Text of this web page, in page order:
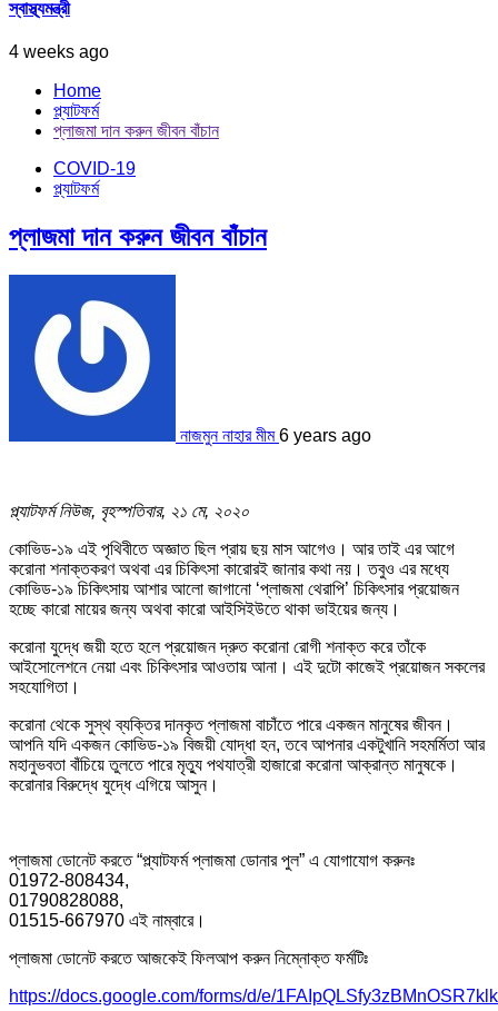
স্বাস্থ্যমন্ত্রী
4 weeks ago
Home
প্ল্যাটফর্ম
প্লাজমা দান করুন জীবন বাঁচান
COVID-19
প্ল্যাটফর্ম
প্লাজমা দান করুন জীবন বাঁচান
নাজমুন নাহার মীম 6 years ago
প্ল্যাটফর্ম নিউজ, বৃহস্পতিবার, ২১ মে, ২০২০
কোভিড-১৯ এই পৃথিবীতে অজ্ঞাত ছিল প্রায় ছয় মাস আগেও। আর তাই এর আগে
করোনা শনাক্তকরণ অথবা এর চিকিৎসা কারোরই জানার কথা নয়। তবুও এর মধ্যে
কোভিড-১৯ চিকিৎসায় আশার আলো জাগানো ‘প্লাজমা থেরাপি’ চিকিৎসার প্রয়োজন
হচ্ছে কারো মায়ের জন্য অথবা কারো আইসিইউতে থাকা ভাইয়ের জন্য।
করোনা যুদ্ধে জয়ী হতে হলে প্রয়োজন দ্রুত করোনা রোগী শনাক্ত করে তাঁকে
আইসোলেশনে নেয়া এবং চিকিৎসার আওতায় আনা। এই দুটো কাজেই প্রয়োজন সকলের
সহযোগিতা।
করোনা থেকে সুস্থ ব্যক্তির দানকৃত প্লাজমা বাচাঁতে পারে একজন মানুষের জীবন।
আপনি যদি একজন কোভিড-১৯ বিজয়ী যোদ্ধা হন, তবে আপনার একটুখানি সহমর্মিতা আর
মহানুভবতা বাঁচিয়ে তুলতে পারে মৃত্যু পথযাত্রী হাজারো করোনা আক্রান্ত মানুষকে।
করোনার বিরুদ্ধে যুদ্ধে এগিয়ে আসুন।
প্লাজমা ডোনেট করতে “প্ল্যাটফর্ম প্লাজমা ডোনার পুল” এ যোগাযোগ করুনঃ
01972-808434,
01790828088,
01515-667970 এই নাম্বারে।
প্লাজমা ডোনেট করতে আজকেই ফিলআপ করুন নিম্নোক্ত ফর্মটিঃ
https://docs.google.com/forms/d/e/